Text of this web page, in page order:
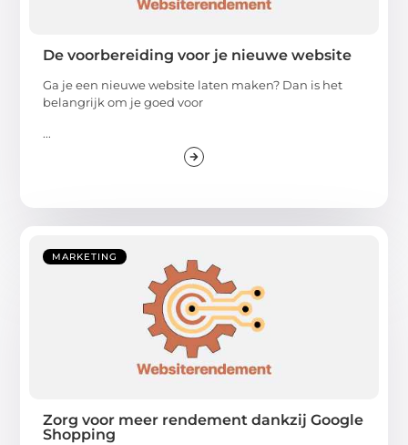
De voorbereiding voor je nieuwe website
Ga je een nieuwe website laten maken? Dan is het
belangrijk om je goed voor
...
MARKETING
Zorg voor meer rendement dankzij Google
Shopping